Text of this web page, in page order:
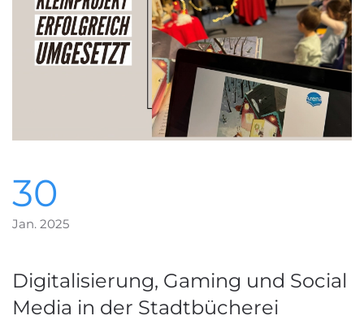
30
Jan. 2025
Digitalisierung, Gaming und Social
Media in der Stadtbücherei